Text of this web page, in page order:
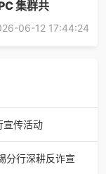
话 OPC 集群共
06-12 17:44:24
宣传活动
宣传活动6月10日
信文化 守护百姓
分行深耕反诈宣